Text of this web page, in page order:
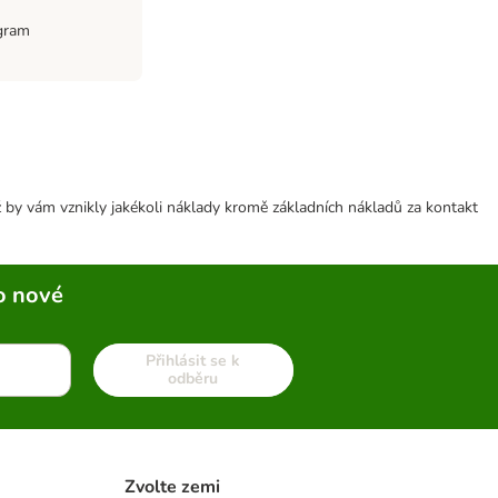
vám vznikly jakékoli náklady kromě základních nákladů za kontakt
nové
Přihlásit se k
odběru
Zvolte zemi